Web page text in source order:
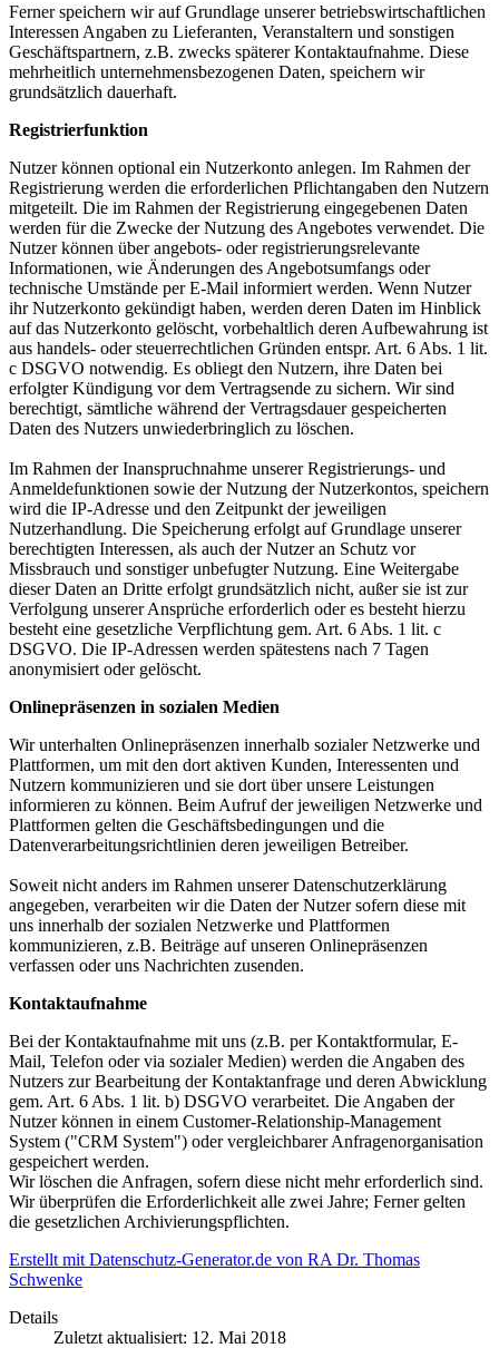
Ferner speichern wir auf Grundlage unserer betriebswirtschaftlichen
Interessen Angaben zu Lieferanten, Veranstaltern und sonstigen
Geschäftspartnern, z.B. zwecks späterer Kontaktaufnahme. Diese
mehrheitlich unternehmensbezogenen Daten, speichern wir
grundsätzlich dauerhaft.
Registrierfunktion
Nutzer können optional ein Nutzerkonto anlegen. Im Rahmen der
Registrierung werden die erforderlichen Pflichtangaben den Nutzern
mitgeteilt. Die im Rahmen der Registrierung eingegebenen Daten
werden für die Zwecke der Nutzung des Angebotes verwendet. Die
Nutzer können über angebots- oder registrierungsrelevante
Informationen, wie Änderungen des Angebotsumfangs oder
technische Umstände per E-Mail informiert werden. Wenn Nutzer
ihr Nutzerkonto gekündigt haben, werden deren Daten im Hinblick
auf das Nutzerkonto gelöscht, vorbehaltlich deren Aufbewahrung ist
aus handels- oder steuerrechtlichen Gründen entspr. Art. 6 Abs. 1 lit.
c DSGVO notwendig. Es obliegt den Nutzern, ihre Daten bei
erfolgter Kündigung vor dem Vertragsende zu sichern. Wir sind
berechtigt, sämtliche während der Vertragsdauer gespeicherten
Daten des Nutzers unwiederbringlich zu löschen.
Im Rahmen der Inanspruchnahme unserer Registrierungs- und
Anmeldefunktionen sowie der Nutzung der Nutzerkontos, speichern
wird die IP-Adresse und den Zeitpunkt der jeweiligen
Nutzerhandlung. Die Speicherung erfolgt auf Grundlage unserer
berechtigten Interessen, als auch der Nutzer an Schutz vor
Missbrauch und sonstiger unbefugter Nutzung. Eine Weitergabe
dieser Daten an Dritte erfolgt grundsätzlich nicht, außer sie ist zur
Verfolgung unserer Ansprüche erforderlich oder es besteht hierzu
besteht eine gesetzliche Verpflichtung gem. Art. 6 Abs. 1 lit. c
DSGVO. Die IP-Adressen werden spätestens nach 7 Tagen
anonymisiert oder gelöscht.
Onlinepräsenzen in sozialen Medien
Wir unterhalten Onlinepräsenzen innerhalb sozialer Netzwerke und
Plattformen, um mit den dort aktiven Kunden, Interessenten und
Nutzern kommunizieren und sie dort über unsere Leistungen
informieren zu können. Beim Aufruf der jeweiligen Netzwerke und
Plattformen gelten die Geschäftsbedingungen und die
Datenverarbeitungsrichtlinien deren jeweiligen Betreiber.
Soweit nicht anders im Rahmen unserer Datenschutzerklärung
angegeben, verarbeiten wir die Daten der Nutzer sofern diese mit
uns innerhalb der sozialen Netzwerke und Plattformen
kommunizieren, z.B. Beiträge auf unseren Onlinepräsenzen
verfassen oder uns Nachrichten zusenden.
Kontaktaufnahme
Bei der Kontaktaufnahme mit uns (z.B. per Kontaktformular, E-
Mail, Telefon oder via sozialer Medien) werden die Angaben des
Nutzers zur Bearbeitung der Kontaktanfrage und deren Abwicklung
gem. Art. 6 Abs. 1 lit. b) DSGVO verarbeitet. Die Angaben der
Nutzer können in einem Customer-Relationship-Management
System ("CRM System") oder vergleichbarer Anfragenorganisation
gespeichert werden.
Wir löschen die Anfragen, sofern diese nicht mehr erforderlich sind.
Wir überprüfen die Erforderlichkeit alle zwei Jahre; Ferner gelten
die gesetzlichen Archivierungspflichten.
Erstellt mit Datenschutz-Generator.de von RA Dr. Thomas
Schwenke
Details
Zuletzt aktualisiert: 12. Mai 2018